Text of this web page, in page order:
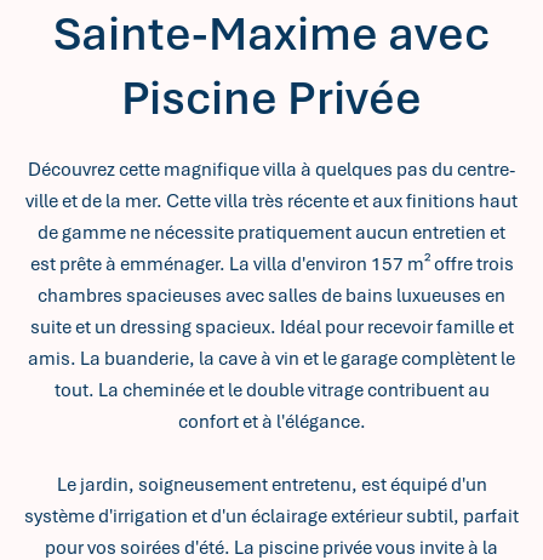
Sainte-Maxime avec
Piscine Privée
Découvrez cette magnifique villa à quelques pas du centre-
ville et de la mer. Cette villa très récente et aux finitions haut
de gamme ne nécessite pratiquement aucun entretien et
est prête à emménager. La villa d'environ 157 m² offre trois
chambres spacieuses avec salles de bains luxueuses en
suite et un dressing spacieux. Idéal pour recevoir famille et
amis. La buanderie, la cave à vin et le garage complètent le
tout. La cheminée et le double vitrage contribuent au
confort et à l'élégance.
Le jardin, soigneusement entretenu, est équipé d'un
système d'irrigation et d'un éclairage extérieur subtil, parfait
pour vos soirées d'été. La piscine privée vous invite à la